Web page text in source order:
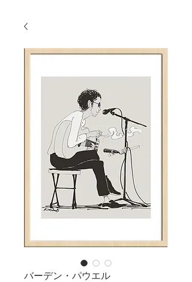
バーデン・パウエル